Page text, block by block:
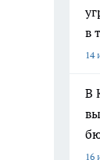
в
14
В
16